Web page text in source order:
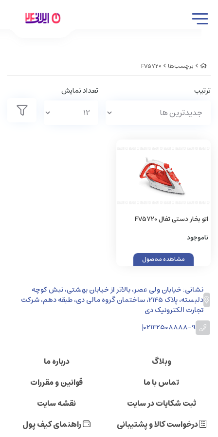
برچسب‌ها FV5720
ترتیب تعداد نمایش
اتو بخار دستی تفال FV5720
ناموجود
مشاهده محصول
نشانی: خیابان ولی عصر، بالاتر از خیابان بهشتی، نبش کوچه
دلبسته، پلاک 2145، ساختمان گروه مالی دی، طبقه دهم، شرکت
تجارت الکترونیک دی
02142508888-9
|
وبلاگ
درباره ما
تماس با ما
قوانین و مقررات
ثبت شکایات در سایت
نقشه سایت
درخواست کالا و پشتیبانی
راهنمای کیف پول